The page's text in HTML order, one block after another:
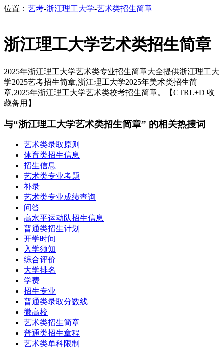
位置： 艺考-浙江理工大学-艺术类招生简章
浙江理工大学艺术类招生简章
2025年浙江理工大学艺术类专业招生简章大全提供浙江理工大
学2025艺考招生简章,浙江理工大学2025年美术类招生简
章,2025年浙江理工大学艺术类校考招生简章。【CTRL+D 收
藏备用】
与“浙江理工大学艺术类招生简章” 的相关热搜词
艺术类录取原则
体育类招生信息
招生信息
艺术类专业考题
补录
艺术类专业成绩查询
问答
高水平运动队招生信息
普通类招生计划
开学时间
入学须知
综合评价
大学排名
学费
招生专业
普通类录取分数线
微高校
艺术类招生简章
普通类招生章程
艺术类单科限制